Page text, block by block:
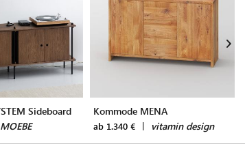
Sideboard
MOEBE
Kommode MENA
ab 1.340 € | vitamin design